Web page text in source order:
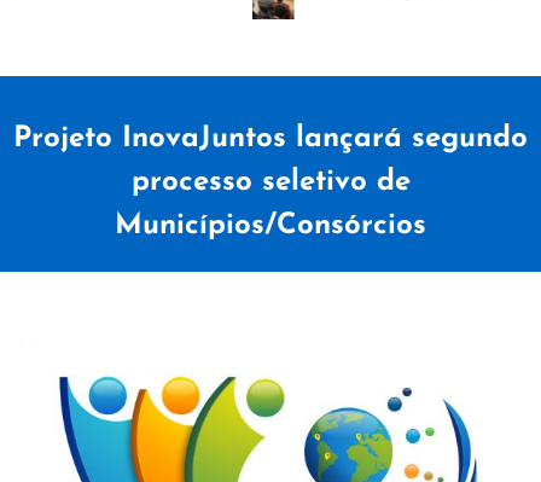
Projeto InovaJuntos lançará segundo
processo seletivo de
Municípios/Consórcios